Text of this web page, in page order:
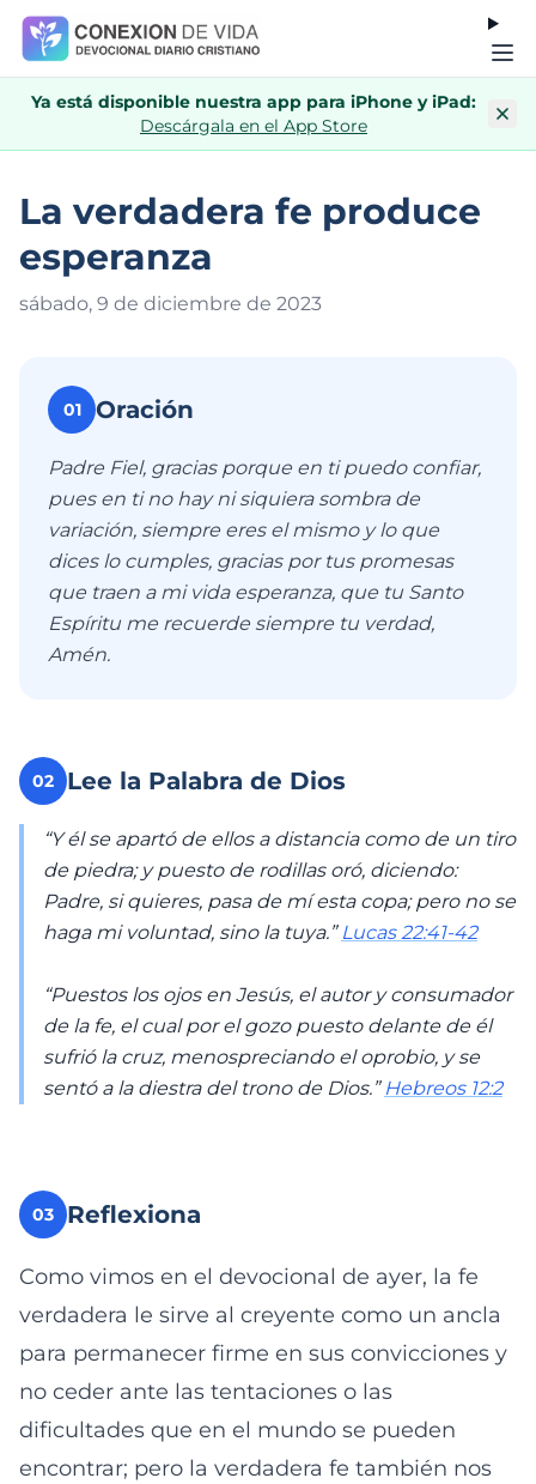
Ya está disponible nuestra app para iPhone y iPad:
Descárgala en el App Store
La verdadera fe produce
esperanza
sábado, 9 de diciembre de 2023
01 Oración
Padre Fiel, gracias porque en ti puedo confiar,
pues en ti no hay ni siquiera sombra de
variación, siempre eres el mismo y lo que
dices lo cumples, gracias por tus promesas
que traen a mi vida esperanza, que tu Santo
Espíritu me recuerde siempre tu verdad,
Amén.
02 Lee la Palabra de Dios
“Y él se apartó de ellos a distancia como de un tiro
de piedra; y puesto de rodillas oró, diciendo:
Padre, si quieres, pasa de mí esta copa; pero no se
haga mi voluntad, sino la tuya.” Lucas 22:41-42
“Puestos los ojos en Jesús, el autor y consumador
de la fe, el cual por el gozo puesto delante de él
sufrió la cruz, menospreciando el oprobio, y se
sentó a la diestra del trono de Dios.” Hebreos 12:2
03 Reflexiona
Como vimos en el devocional de ayer, la fe
verdadera le sirve al creyente como un ancla
para permanecer firme en sus convicciones y
no ceder ante las tentaciones o las
dificultades que en el mundo se pueden
encontrar; pero la verdadera fe también nos